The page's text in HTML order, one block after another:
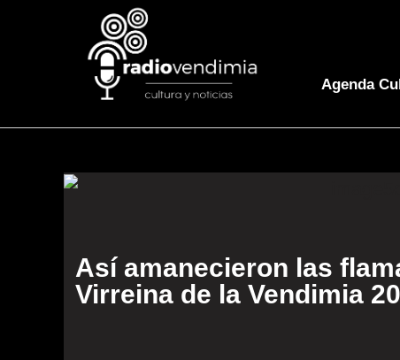
Agenda
Así amanecieron las
Virreina de la Vendimia